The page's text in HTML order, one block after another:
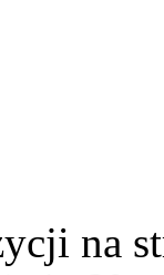
na